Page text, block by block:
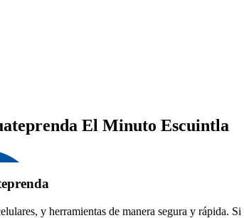
El Minuto Escuintla
y herramientas de manera segura y rápida.